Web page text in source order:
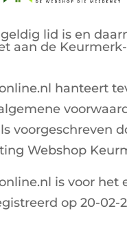
lid is en
aan de
hanteert
voorgeschreven
Webshop
is voor het
op 20-02-